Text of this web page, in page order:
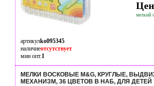
мелкий
артикулko095345
наличиеотсутствует
мин опт.1
МЕЛКИ ВОСКОВЫЕ M&G, КРУГЛЫЕ,
МЕХАНИЗМ, 36 ЦВЕТОВ В НАБ, ДЛЯ ДЕТЕЙ